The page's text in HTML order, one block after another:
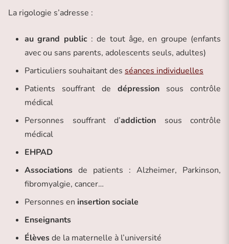
La rigologie s’adresse :
au grand public: de tout âge, en groupe (enfants
avec ou sans parents, adolescents seuls, adultes)
Particuliers souhaitant des séances individuelles
Patients souffrant de dépression sous contrôle
médical
Personnes souffrant d’addiction sous contrôle
médical
EHPAD
Associations de patients : Alzheimer, Parkinson,
fibromyalgie, cancer…
Personnes en insertion sociale
Enseignants
Élèvesde la maternelle à l’université